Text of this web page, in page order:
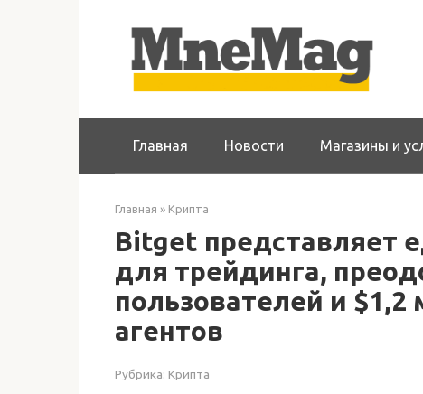
Главная Новости Магазины и
Главная » Крипта
Bitget представляет
для трейдинга,
пользователей и
агентов
Рубрика: Крипта